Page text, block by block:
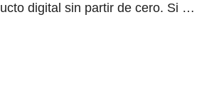
digital sin partir de cero. Si …